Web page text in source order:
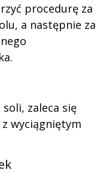
procedurę za
a następnie za
zaleca się
wyciągniętym